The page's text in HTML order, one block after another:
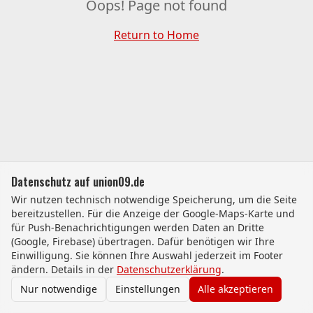
Oops! Page not found
Return to Home
Datenschutz auf union09.de
Wir nutzen technisch notwendige Speicherung, um die Seite
bereitzustellen. Für die Anzeige der Google-Maps-Karte und
für Push-Benachrichtigungen werden Daten an Dritte
(Google, Firebase) übertragen. Dafür benötigen wir Ihre
Einwilligung. Sie können Ihre Auswahl jederzeit im Footer
ändern. Details in der Datenschutzerklärung.
Nur notwendige
Einstellungen Alle akzeptieren